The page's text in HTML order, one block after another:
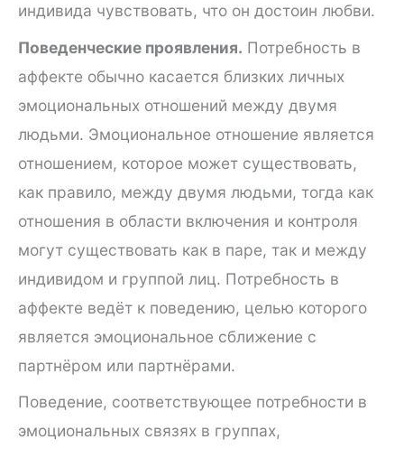
индивида чувствовать, что он достоин любви.
Поведенческие проявления. Потребность в
аффекте обычно касается близких личных
эмоциональных отношений между двумя
людьми. Эмоциональное отношение является
отношением, которое может существовать,
как правило, между двумя людьми, тогда как
отношения в области включения и контроля
могут существовать как в паре, так и между
индивидом и группой лиц. Потребность в
аффекте ведёт к поведению, целью которого
является эмоциональное сближение с
партнёром или партнёрами.
Поведение, соответствующее потребности в
эмоциональных связях в группах,